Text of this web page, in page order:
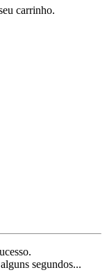
carrinho.
segundos...